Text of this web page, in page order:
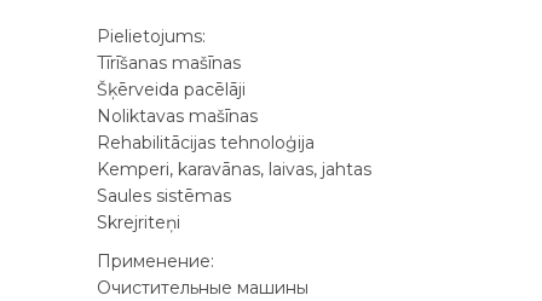
Pielietojums:
Tīrīšanas mašīnas
Šķērveida pacēlāji
Noliktavas mašīnas
Rehabilitācijas tehnoloģija
Kemperi, karavānas, laivas, jahtas
Saules sistēmas
Skrejriteņi
Применение:
Очистительные машины